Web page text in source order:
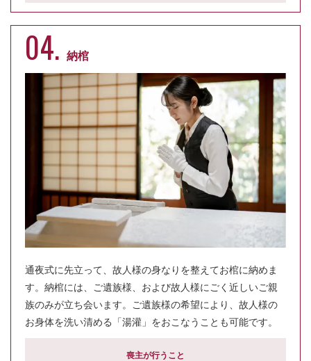
04. 納棺
通夜式に先立って、故人様の身なりを整えてお棺に納めま
す。納棺には、ご遺族様、および故人様にごく近しいご親
族のみが立ち会います。ご遺族様の希望により、故人様の
お身体を洗い清める「湯灌」をおこなうことも可能です。
喪主が行うこと